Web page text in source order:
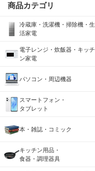
商品カテゴリ
冷蔵庫・洗濯機・掃除機・生
活家電
電子レンジ・炊飯器・キッチ
ン家電
パソコン・周辺機器
スマートフォン・
タブレット
本・雑誌・コミック
キッチン用品・
食器・調理器具